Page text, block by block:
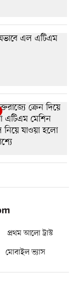
প্রথম আলো ট্রাস্ট
মোবাইল ভ্যাস